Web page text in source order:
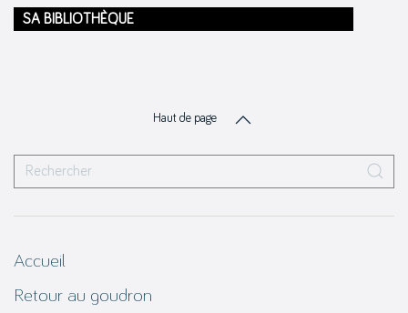
SA BIBLIOTHÈQUE
Haut de page
Accueil
Retour au goudron